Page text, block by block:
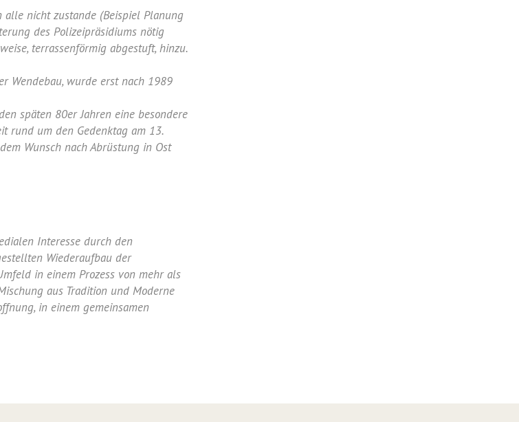
nicht zustande (Beispiel Planung
des Polizeipräsidiums nötig
terrassenförmig abgestuft, hinzu.
Wendebau, wurde erst nach 1989
späten 80er Jahren eine besondere
rund um den Gedenktag am 13.
Wunsch nach Abrüstung in Ost
Interesse durch den
Wiederaufbau der
in einem Prozess von mehr als
aus Tradition und Moderne
in einem gemeinsamen